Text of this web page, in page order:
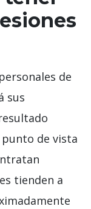
de
sus
punto de vista
tienden a